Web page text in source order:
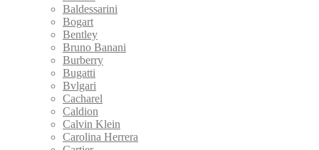
Baldessarini
Bogart
Bentley
Bruno Banani
Burberry
Bugatti
Bvlgari
Cacharel
Caldion
Calvin Klein
Carolina Herrera